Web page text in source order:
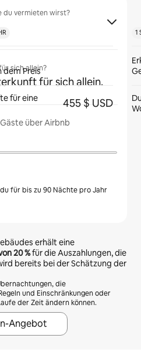
du vermieten wirst?
sich allein?
für sich allein.
über Airbnb
für bis zu 90 Nächte pro Jahr
erhält eine
20 %für die Auszahlungen, die
bereits bei der Schätzung der
die
und Einschränkungen oder
der Zeit ändern können.
Angebot
dem Preis
für eine
455 $ USD
1